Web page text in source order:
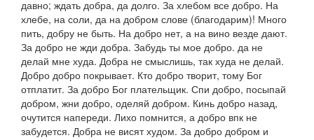
давно; ждать добра, да долго. За хлебом все добро. На
хлебе, на соли, да на добром слове (благодарим)! Много
пить, добру не быть. На добро нет, а на вино везде дают.
За добро не жди добра. Забудь ты мое добро. да не
делай мне худа. Добра не смыслишь, так худа не делай.
Добро добро покрывает. Кто добро творит, тому Бог
отплатит. За добро Бог плательщик. Спи добро, посыпай
добром, жни добро, оделяй добром. Кинь добро назад,
очутится напереди. Лихо помнится, а добро впк не
забудется. Добра не висят худом. За добро добром и